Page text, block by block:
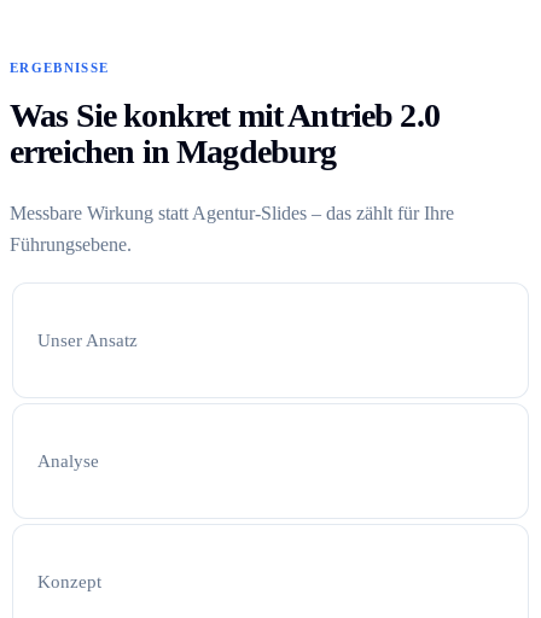
ERGEBNISSE
Was Sie konkret mit Antrieb 2.0
erreichen in Magdeburg
Messbare Wirkung statt Agentur-Slides – das zählt für Ihre
Führungsebene.
Unser Ansatz
Analyse
Konzept